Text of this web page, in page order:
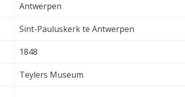
Antwerpen
Sint-Pauluskerk te Antwerpen
1848
Teylers Museum